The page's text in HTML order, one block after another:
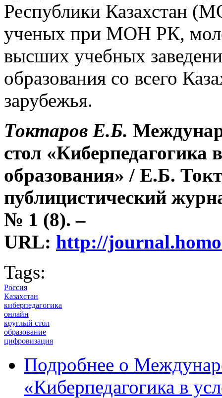
Республики Казахстан
ученых при МОН РК,
высших учебных
образования со всего
зарубежья.
Токтаров Е.Б.
стол «Киберпедагогика
образования» / Е.Б.
публицистический
№ 1 (8). –
URL: http://
Tags:
Россия
Казахстан
киберпедагогика
онлайн
круглый стол
образование
цифровизация
Подробнее о
«Киберпедагогика в